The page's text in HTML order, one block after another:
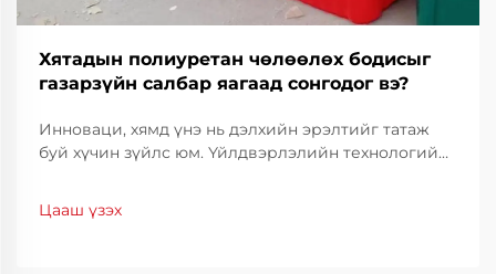
Хятадын полиуретан чөлөөлөх бодисыг
газарзүйн салбар яагаад сонгодог вэ?
Инноваци, хямд үнэ нь дэлхийн эрэлтийг татаж
буй хүчин зүйлс юм. Үйлдвэрлэлийн технологийн
нь чухал үүрэг гүйцэтгэдэг. Хятадын полиуретан
Цааш үзэх